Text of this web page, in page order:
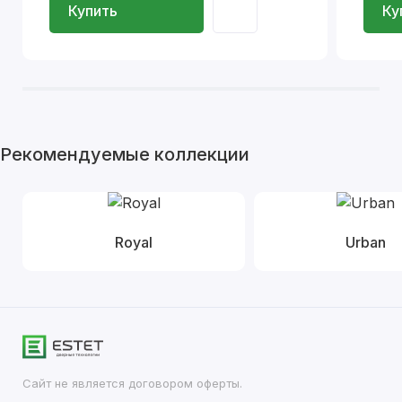
Купить
Рекомендуемые коллекции
Royal Urban
Сайт не является договором оферты.